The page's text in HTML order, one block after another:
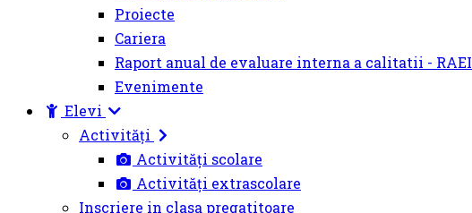
Proiecte
Cariera
Raport anual de evaluare interna a calitatii - RAEI
Evenimente
Elevi
Activități
Activități scolare
Activități extrascolare
Inscriere in clasa pregatitoare